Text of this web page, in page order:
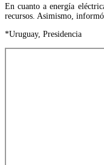
En cuanto a energía
recursos. Asimismo,
*Uruguay, Presidencia